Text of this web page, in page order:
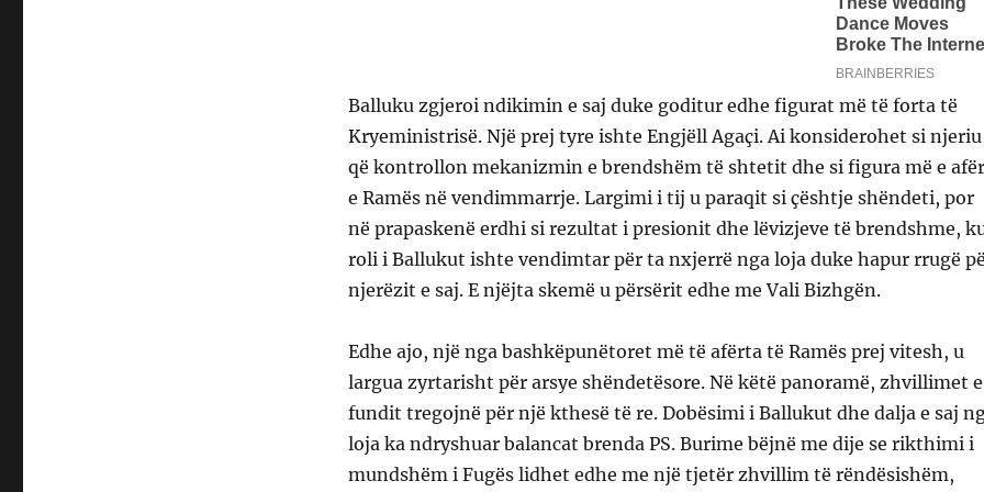
Balluku zgjeroi ndikimin e saj duke goditur edhe figurat më të forta të
Kryeministrisë. Një prej tyre ishte Engjëll Agaçi. Ai konsiderohet si njeriu
që kontrollon mekanizmin e brendshëm të shtetit dhe si figura më e
e Ramës në vendimmarrje. Largimi i tij u paraqit si çështje shëndeti, por
në prapaskenë erdhi si rezultat i presionit dhe lëvizjeve të brendshme,
roli i Ballukut ishte vendimtar për ta nxjerrë nga loja duke hapur rrugë
njerëzit e saj. E njëjta skemë u përsërit edhe me Vali Bizhgën.
Edhe ajo, një nga bashkëpunëtoret më të afërta të Ramës prej vitesh, u
largua zyrtarisht për arsye shëndetësore. Në këtë panoramë, zhvillimet e
fundit tregojnë për një kthesë të re. Dobësimi i Ballukut dhe dalja e saj
loja ka ndryshuar balancat brenda PS. Burime bëjnë me dije se rikthimi i
mundshëm i Fugës lidhet edhe me një tjetër zhvillim të rëndësishëm,